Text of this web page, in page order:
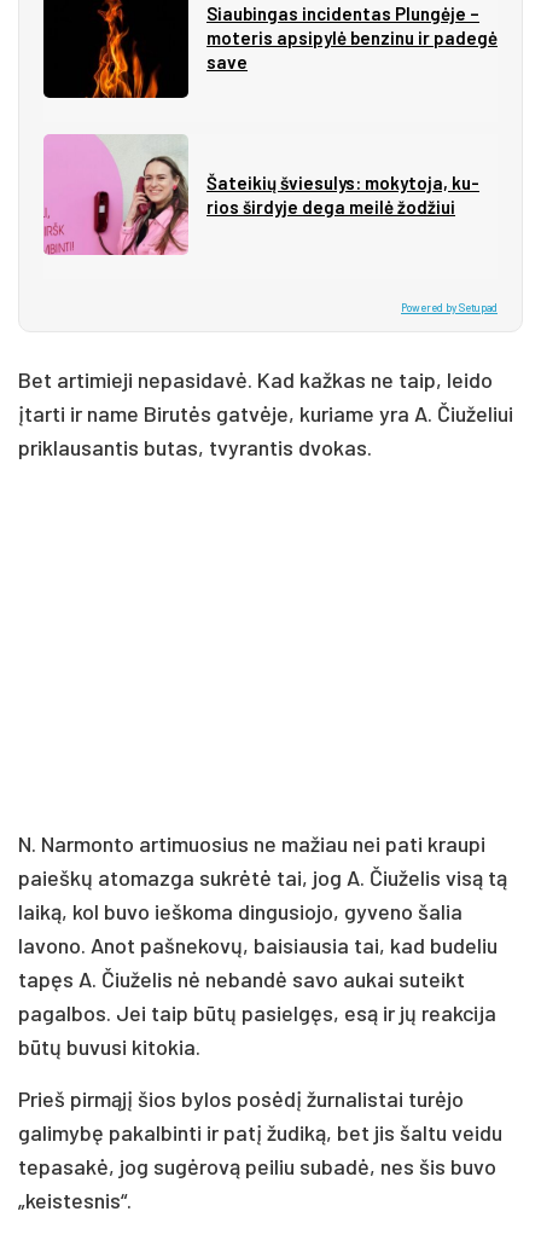
Siau­bin­gas in­ci­den­tas Plun­gė­je –
mo­te­ris ap­si­py­lė ben­zi­nu ir pa­de­gė
sa­ve
Ša­tei­kių švie­su­lys: mo­ky­to­ja, ku­
rios šir­dy­je de­ga mei­lė žo­džiui
Powered by Setupad
Bet artimieji nepasidavė. Kad kažkas ne taip, leido
įtarti ir name Birutės gatvėje, kuriame yra A. Čiuželiui
priklausantis butas, tvyrantis dvokas.
N. Narmonto artimuosius ne mažiau nei pati kraupi
paieškų atomazga sukrėtė tai, jog A. Čiuželis visą tą
laiką, kol buvo ieškoma dingusiojo, gyveno šalia
lavono. Anot pašnekovų, baisiausia tai, kad budeliu
tapęs A. Čiuželis nė nebandė savo aukai suteikt
pagalbos. Jei taip būtų pasielgęs, esą ir jų reakcija
būtų buvusi kitokia.
Prieš pirmąjį šios bylos posėdį žurnalistai turėjo
galimybę pakalbinti ir patį žudiką, bet jis šaltu veidu
tepasakė, jog sugėrovą peiliu subadė, nes šis buvo
„keistesnis“.